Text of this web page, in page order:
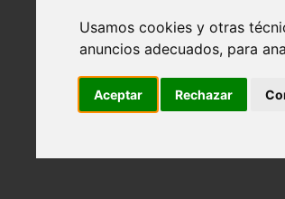
Usamos cookies y otras
anuncios adecuados, para
Aceptar Rechazar